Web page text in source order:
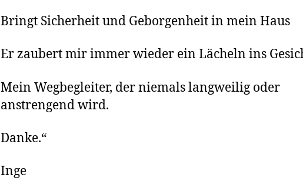
Bringt Sicherheit und Geborgenheit in mein Haus
Er zaubert mir immer wieder ein Lächeln ins
Mein Wegbegleiter, der niemals langweilig oder
anstrengend wird.
Danke.“
Inge